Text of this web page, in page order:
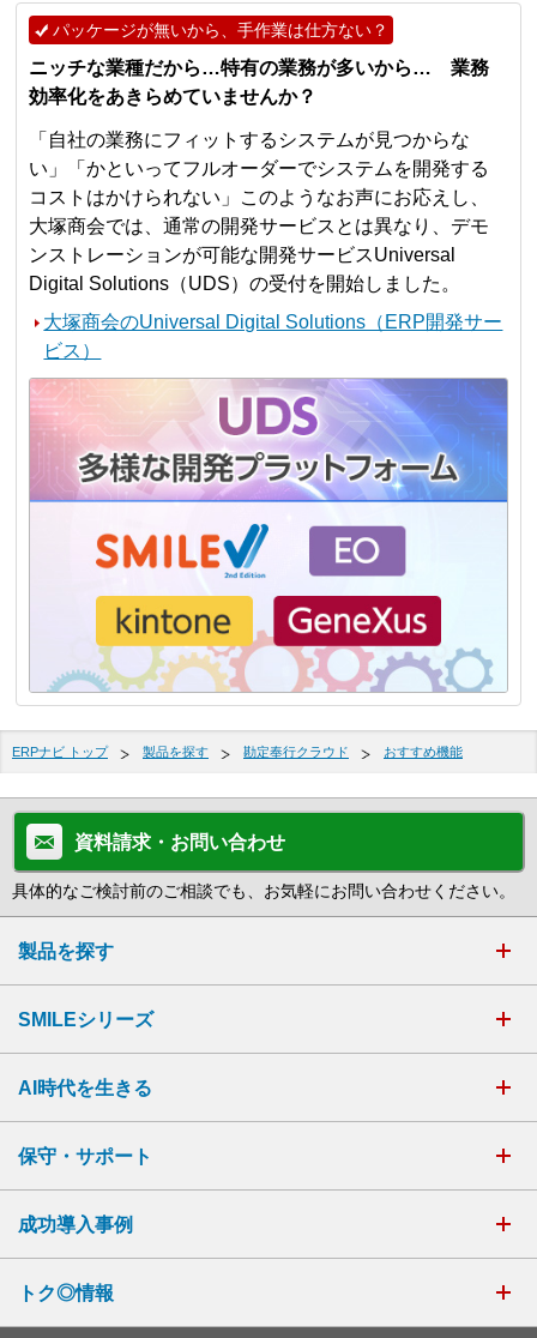
パッケージが無いから、手作業は仕方ない？
ニッチな業種だから…特有の業務が多いから… 業務
効率化をあきらめていませんか？
「自社の業務にフィットするシステムが見つからな
い」「かといってフルオーダーでシステムを開発する
コストはかけられない」このようなお声にお応えし、
大塚商会では、通常の開発サービスとは異なり、デモ
ンストレーションが可能な開発サービスUniversal
Digital Solutions（UDS）の受付を開始しました。
大塚商会のUniversal Digital Solutions（ERP開発サー
ビス）
ERPナビ トップ 製品を探す 勘定奉行クラウド おすすめ機能
資料請求・お問い合わせ
具体的なご検討前のご相談でも、お気軽にお問い合わせください。
製品を探す
SMILEシリーズ
AI時代を生きる
保守・サポート
成功導入事例
トク◎情報